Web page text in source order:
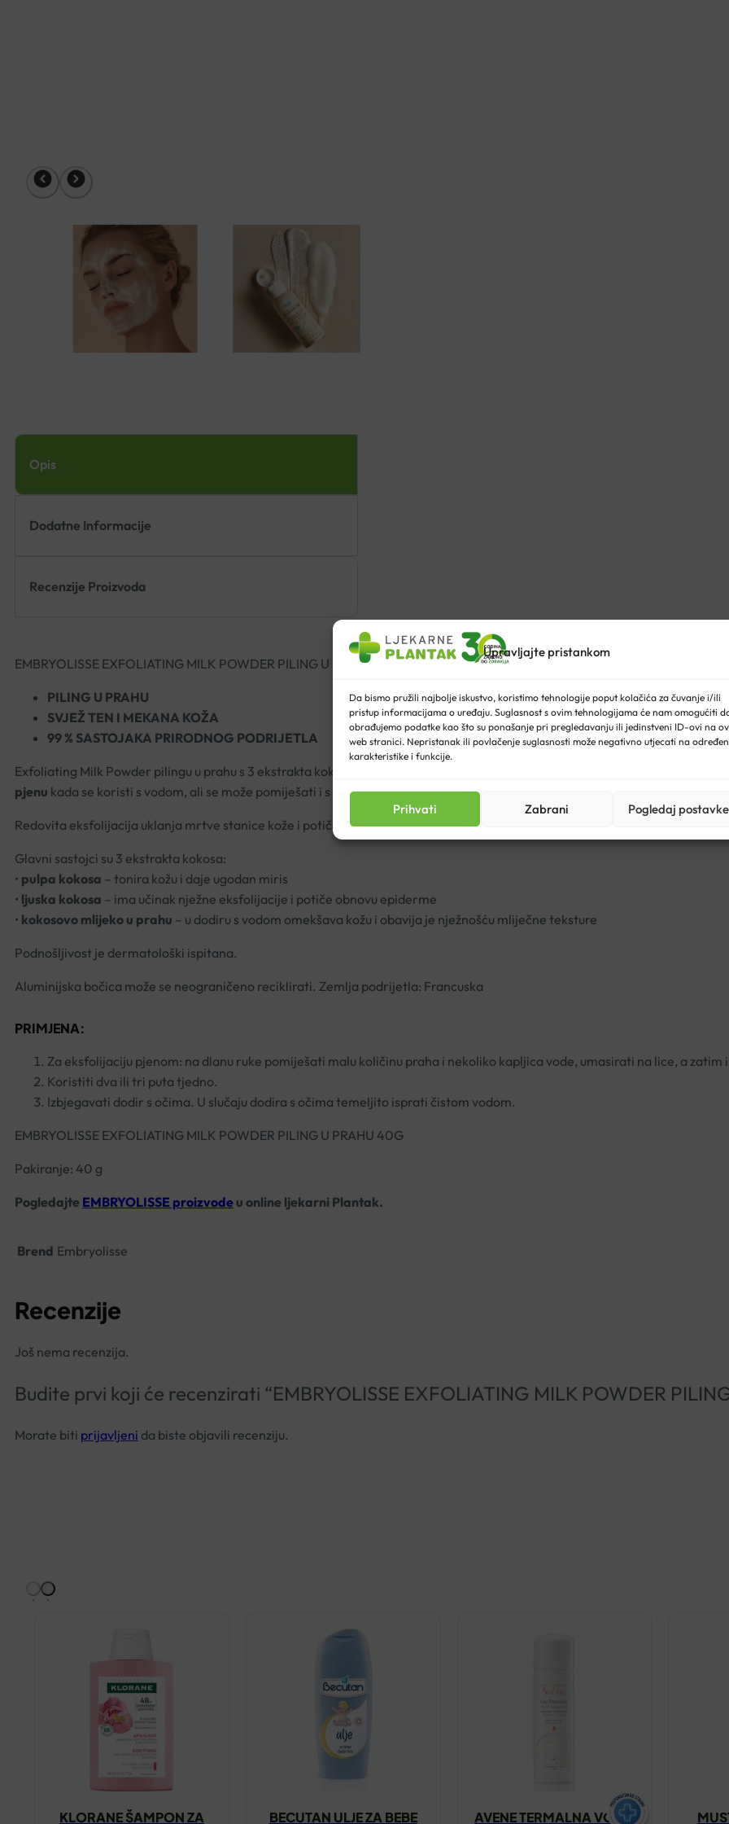
Upravljajte pristankom
Da bismo pružili najbolje iskustvo, koristimo tehnologije poput kolačića za čuvanje i/ili
pristup informacijama o uređaju. Suglasnost s ovim tehnologijama će nam omogućiti
obrađujemo podatke kao što su ponašanje pri pregledavanju ili jedinstveni ID-ovi na
web stranici. Nepristanak ili povlačenje suglasnosti može negativno utjecati na
karakteristike i funkcije.
Prihvati Zabrani Pogledaj postavke
Opis
Dodatne Informacije
Recenzije Proizvoda
EMBRYOLISSE EXFOLIATING MILK POWDER PILING U PRAHU 40G
PILING U PRAHU
SVJEŽ TEN I MEKANA KOŽA
99 % SASTOJAKA PRIRODNOG PODRIJETLA
Exfoliating Milk Powder pilingu u prahu s 3 ekstrakta kokosa za
pjenu kada se koristi s vodom, ali se može pomiješati i s ostalim proizvodima za personaliziranu rutinu njege kože.
Redovita eksfolijacija uklanja mrtve stanice kože i potiče njezinu obnovu.
Glavni sastojci su 3 ekstrakta kokosa:
• pulpa kokosa – tonira kožu i daje ugodan miris
• ljuska kokosa – ima učinak nježne eksfolijacije i potiče obnovu epiderme
• kokosovo mlijeko u prahu – u dodiru s vodom omekšava kožu i obavija je nježnošću mliječne teksture
Podnošljivost je dermatološki ispitana.
Aluminijska bočica može se neograničeno reciklirati. Zemlja podrijetla: Francuska
PRIMJENA:
Za eksfolijaciju pjenom: na dlanu ruke pomiješati malu količinu praha i nekoliko kapljica vode, umasirati na lice, a zatim
Koristiti dva ili tri puta tjedno.
Izbjegavati dodir s očima. U slučaju dodira s očima temeljito isprati čistom vodom.
EMBRYOLISSE EXFOLIATING MILK POWDER PILING U PRAHU 40G
Pakiranje: 40 g
Pogledajte EMBRYOLISSE proizvode u online ljekarni Plantak.
Brend Embryolisse
Recenzije
Još nema recenzija.
Budite prvi koji će recenzirati “EMBRYOLISSE EXFOLIATING MILK POWDER
Morate biti prijavljeni da biste objavili recenziju.
KLORANE ŠAMPON ZA
BECUTAN ULJE ZA BEBE
AVENE TERMALNA VODA